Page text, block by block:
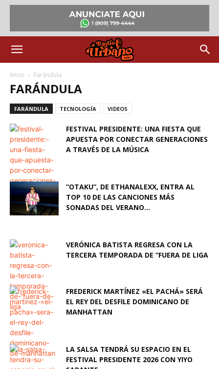
Inicio Farándula
FARÁNDULA
FARÁNDULA TECNOLOGÍA VIDEOS
FESTIVAL PRESIDENTE: UNA FIESTA QUE
APUESTA POR CONECTAR GENERACIONES
A TRAVÉS DE LA MÚSICA
“OTAKU”, DE ETHANALEXX, ENTRA AL
TOP 10 DE LAS CANCIONES MÁS
SONADAS DEL VERANO...
VERÓNICA BATISTA REGRESA CON LA
TERCERA TEMPORADA DE “FUERA DE LIGA
FREDERICK MARTÍNEZ «EL PACHÁ» SERÁ
EL REY DEL DESFILE DOMINICANO DE
MANHATTAN
LA SALSA TENDRÁ SU ESPACIO EN EL
FESTIVAL PRESIDENTE 2026 CON YIYO